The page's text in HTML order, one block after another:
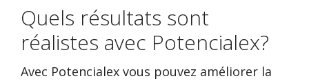
Quels résultats sont
réalistes avec Potencialex?
Avec Potencialex vous pouvez améliorer la